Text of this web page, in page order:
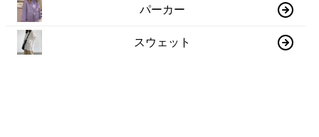
パーカー
スウェット